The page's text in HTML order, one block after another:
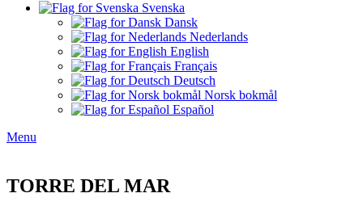
Svenska
Dansk
Nederlands
English
Français
Deutsch
Norsk bokmål
Español
Menu
TORRE DEL MAR